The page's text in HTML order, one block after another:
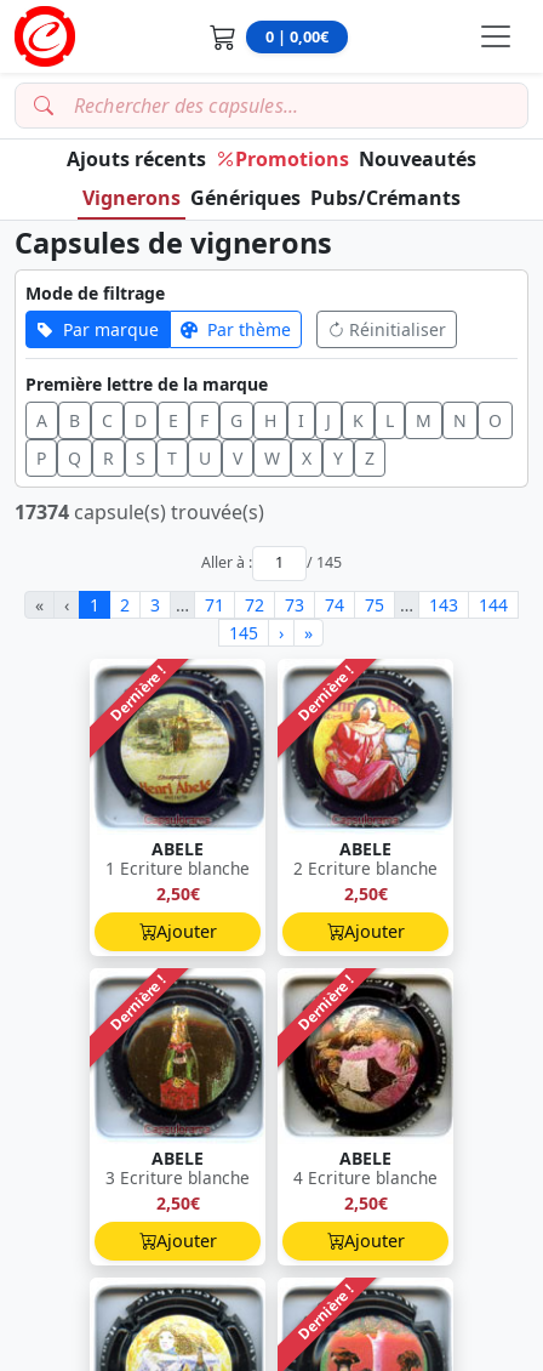
0 | 0,00€
Ajouts récents Promotions Nouveautés
Vignerons Génériques Pubs/Crémants
Capsules de vignerons
Mode de filtrage
Par marque
Par thème Réinitialiser
Première lettre de la marque
A
B C D E F G H I J K L M N
O
P
Q R S T U V W X Y Z
17374 capsule(s) trouvée(s)
Aller à : / 145
« ‹ 1 2 3 … 71 72 73 74 75 … 143
144
145
› »
Dernière !
ABELE
1 Ecriture blanche
2,50€
Ajouter
Dernière !
ABELE
2 Ecriture blanche
2,50€
Ajouter
Dernière !
ABELE
3 Ecriture blanche
2,50€
Ajouter
Dernière !
ABELE
4 Ecriture blanche
2,50€
Ajouter
Dernière !